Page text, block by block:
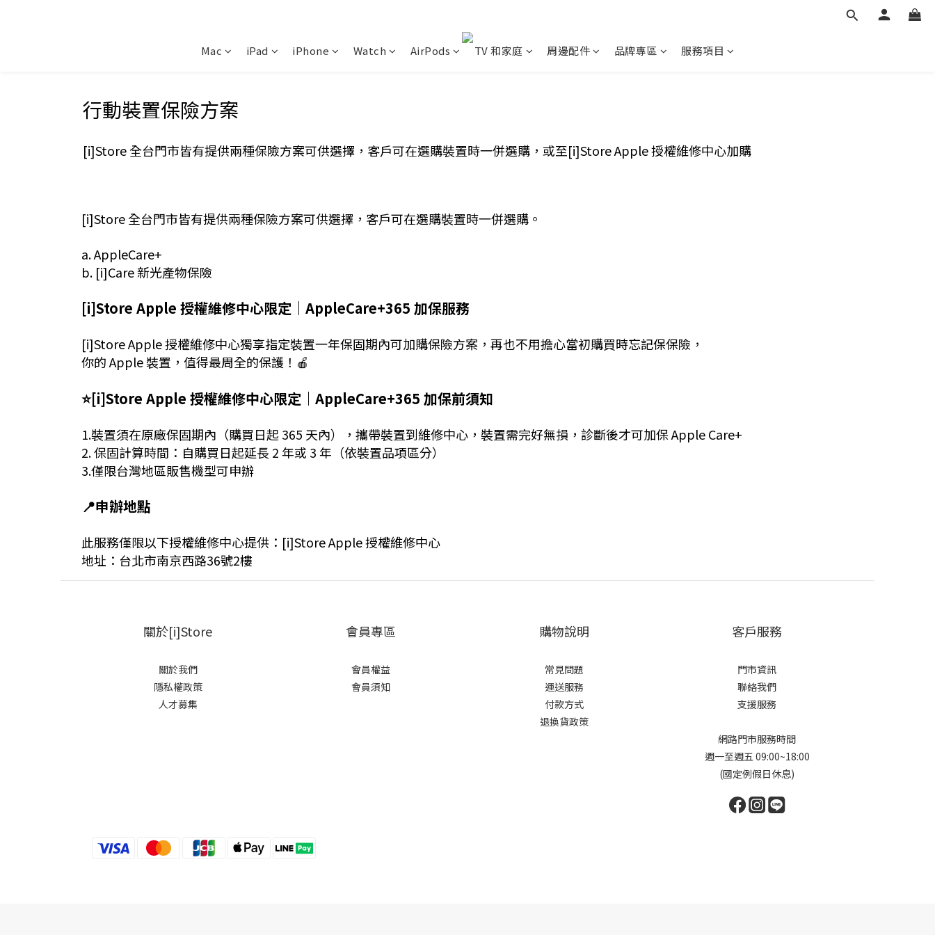
Mac iPad iPhone Watch AirPods TV 和家庭 周邊配件 品牌專區 服務項目
行動裝置保險方案
[i]Store 全台門市皆有提供兩種保險方案可供選擇，客戶可在選購裝置時一併選購，或至[i]Store Apple 授權維修中心加購
[i]Store 全台門市皆有提供兩種保險方案可供選擇，客戶可在選購裝置時一併選購。
a. AppleCare+
b. [i]Care 新光產物保險
[i]Store Apple 授權維修中心限定｜AppleCare+365 加保服務
[i]Store Apple 授權維修中心獨享指定裝置一年保固期內可加購保險方案，再也不用擔心當初購買時忘記保保險，
你的 Apple 裝置，值得最周全的保護！🍎
⭐️[i]Store Apple 授權維修中心限定｜AppleCare+365 加保前須知
1.裝置須在原廠保固期內（購買日起 365 天內），攜帶裝置到維修中心，裝置需完好無損，診斷後才可加保 Apple Care+
2. 保固計算時間：自購買日起延長 2 年或 3 年（依裝置品項區分）
3.僅限台灣地區販售機型可申辦
📍申辦地點
此服務僅限以下授權維修中心提供：[i]Store Apple 授權維修中心
地址：台北市南京西路36號2樓
關於[i]Store
關於我們
隱私權政策
人才募集
會員專區
會員權益
會員須知
購物說明
常見問題
運送服務
付款方式
退換貨政策
客戶服務
門市資訊
聯絡我們
支援服務
網路門市服務時間
週一至週五 09:00~18:00
(國定例假日休息)